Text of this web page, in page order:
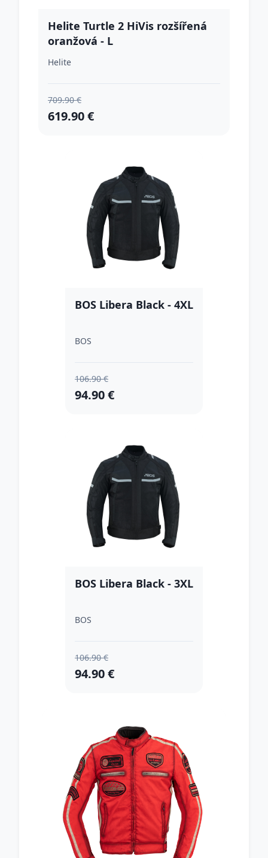
Helite Turtle 2 HiVis rozšířená
oranžová - L
Helite
709.90 €
619.90 €
BOS Libera Black - 4XL
BOS
106.90 €
94.90 €
BOS Libera Black - 3XL
BOS
106.90 €
94.90 €